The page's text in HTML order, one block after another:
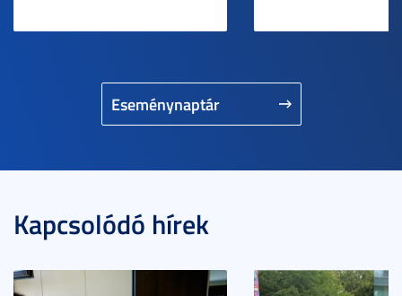
Eseménynaptár
Kapcsolódó hírek